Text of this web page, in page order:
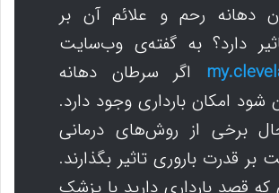
دهانه رحم و علائم آن بر
دارد؟ به گفته‌ی وب‌سایت
اگر سرطان دهانه
شود امکان بارداری وجود دارد.
برخی از روش‌های درمانی
قدرت باروری تاثیر بگذارند.
قصد بارداری دارید با پزشک